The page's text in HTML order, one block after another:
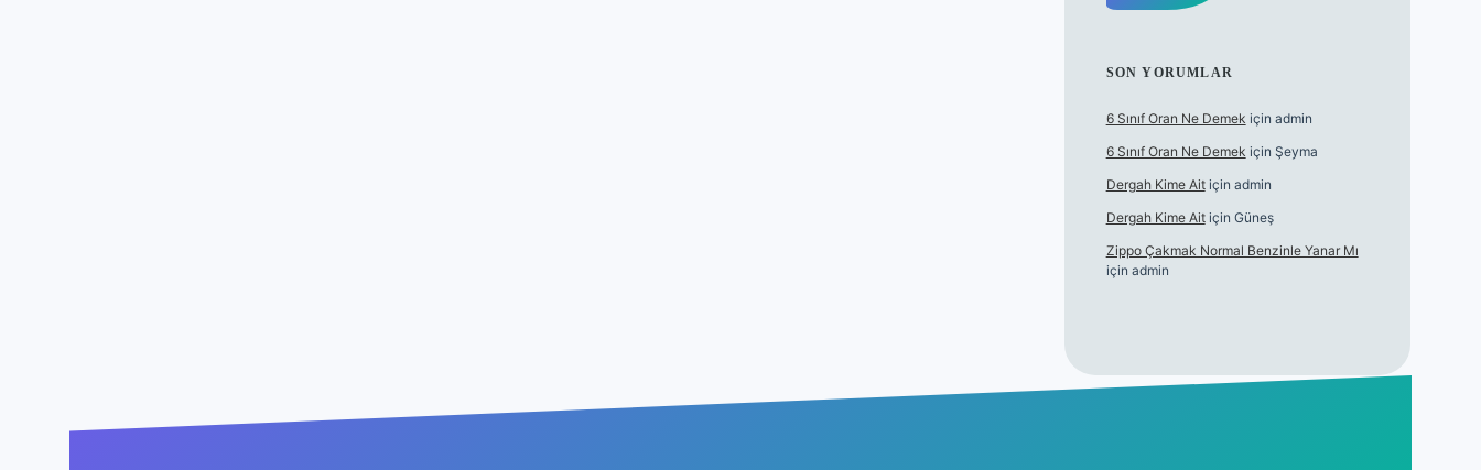
SON YORUMLAR
6 Sınıf Oran Ne Demek için admin
6 Sınıf Oran Ne Demek için Şeyma
Dergah Kime Aitiçin admin
Dergah Kime Aitiçin Güneş
Zippo Çakmak Normal Benzinle Yanar Mı
için admin